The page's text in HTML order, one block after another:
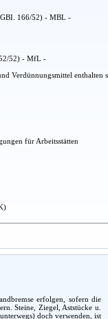
166/52) - MBL -
52) - MfL -
Verdünnungsmittel
für Arbeitsstätten
erfolgen, sofern die
Steine, Ziegel, Aststücke u.
doch verwenden, ist